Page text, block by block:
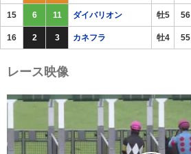
15 6 11 ダイバリオン 牡5 56
16 2 3 カネフラ 牡4 55
レース映像